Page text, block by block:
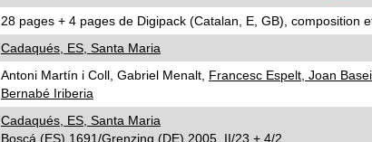
28 pages + 4 pages de Digipack (Catalan, E, GB), composition
Cadaqués, ES, Santa Maria
Antoni Martín i Coll, Gabriel Menalt, Francesc Espelt, Joan
Bernabé Iriberia
Cadaqués, ES, Santa Maria
Boscá (ES) 1691/Grenzing (DE) 2005. II/23 + 4/2